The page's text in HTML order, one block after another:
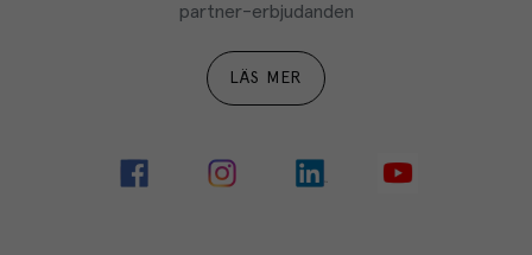
partner-erbjudanden
LÄS MER